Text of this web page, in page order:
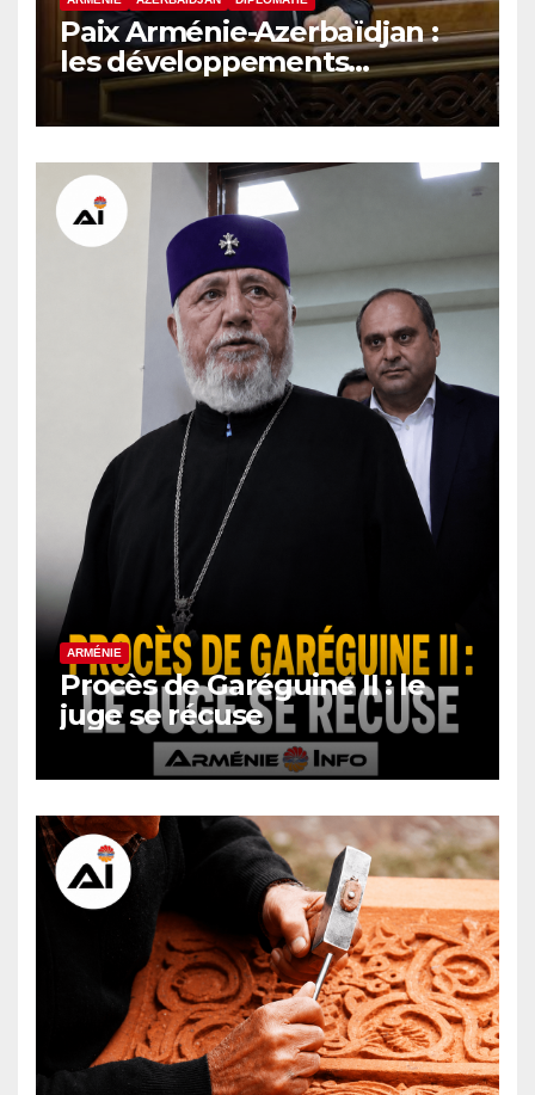
Paix Arménie-Azerbaïdjan :
les développements
internationaux pèsent sur la
signature finale
ARMÉNIE
Procès de Garéguine II : le
juge se récuse